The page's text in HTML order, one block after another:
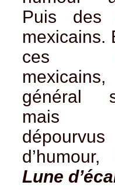
Puis des
mexicains.
ces
général
mais
dépourvus
Lune